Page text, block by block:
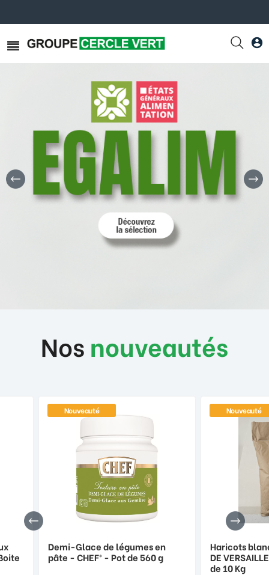
Nos nouveautés
Nouveauté
Demi-Glace de légumes en
pâte - CHEF® - Pot de 560 g
Nouveauté
Haricots
DE
de 10 Kg